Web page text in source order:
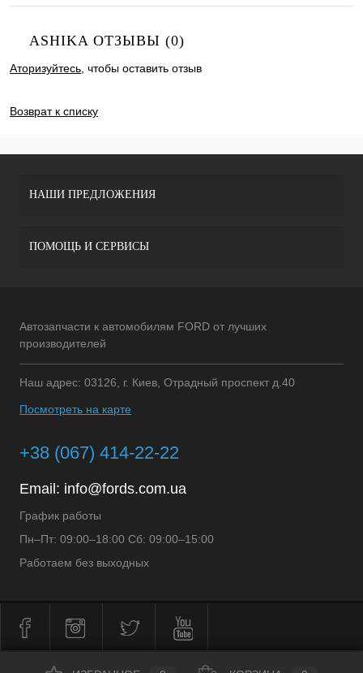
ASHIKA ОТЗЫВЫ (0)
Аторизуйтесь , чтобы оставить отзыв
Возврат к списку
НАШИ ПРЕДЛОЖЕНИЯ
ПОМОЩЬ И СЕРВИСЫ
Автозапчасти к автомобилям FORD от лучших
производителей
Наш адрес: 03126, г. Киев, Отрадный проспект д.40
Посмотреть на карте
+38 (067) 414-22-22
Email: info@fords.com.ua
График работы
Пн–Пт: 09:00–18:00 Сб: 09:00–15:00
Работаем без выходных